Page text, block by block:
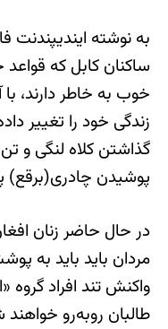
به نوشته ایندیپندنت
ساکنان کابل که
خوب به خاطر دارند، با
زندگی خود را تغییر
گذاشتن کلاه لنگی و تن
پوشیدن چادری(برقع)
در حال حاضر زنان
مردان باید باید به
واکنش تند افراد گروه
طالبان روبه‌رو